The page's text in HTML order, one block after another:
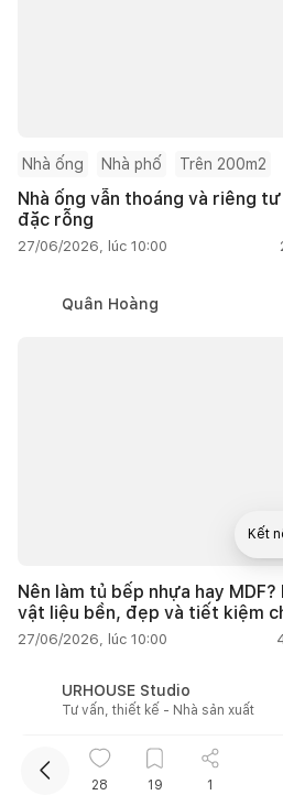
Nhà ống Nhà phố Trên 200m2
Nhà ống vẫn thoáng và riêng
đặc rỗng
27/06/2026, lúc 10:00
Quân Hoàng
Nên làm tủ bếp nhựa hay
vật liệu bền, đẹp và tiết kiệm
27/06/2026, lúc 10:00
URHOUSE Studio
Tư vấn, thiết kế - Nhà sản xuất
28 19 1
Kết
Mua